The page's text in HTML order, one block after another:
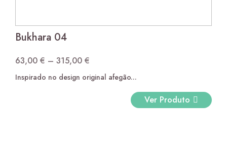
Bukhara 04
63,00 € – 315,00 €
range:
Inspirado no design original afegão...
Ver Produto